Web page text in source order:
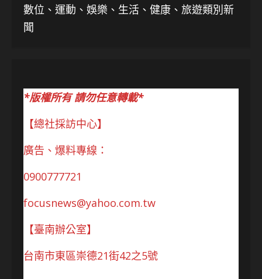
數位、運動、娛樂、生活、健康、旅遊類別新
聞
*版權所有 請勿任意轉載*
【總社採訪中心】
廣告、爆料專線：
0900777721
focusnews@yahoo.com.tw
【臺南辦公室】
台南市東區崇德21街42之5號